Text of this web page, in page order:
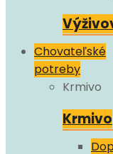
Chovateľské
potreby
Krmivo
Krmivo